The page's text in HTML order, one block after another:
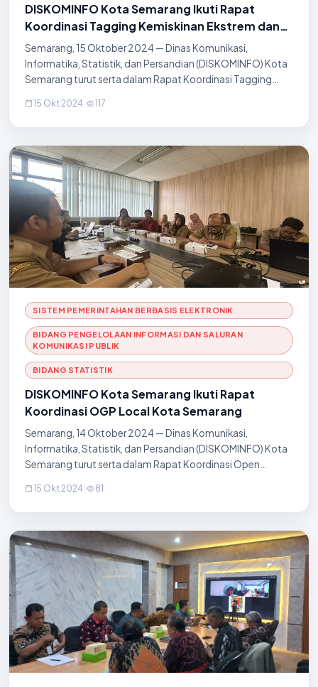
DISKOMINFO Kota Semarang Ikuti Rapat
Koordinasi Tagging Kemiskinan Ekstrem dan
Stunting dalam Pembahasan RAPBD 2025
Semarang, 15 Oktober 2024 — Dinas Komunikasi,
Informatika, Statistik, dan Persandian (DISKOMINFO) Kota
Semarang turut serta dalam Rapat Koordinasi Tagging
Komisi A-B, Gedung Moch Ichsan, pada 15 Oktob
15 Okt 2024 · 117
SISTEM PEMERINTAHAN BERBASIS ELEKTRONIK
BIDANG PENGELOLAAN INFORMASI DAN SALURAN
KOMUNIKASI PUBLIK
BIDANG STATISTIK
DISKOMINFO Kota Semarang Ikuti Rapat
Koordinasi OGP Local Kota Semarang
Semarang, 14 Oktober 2024 — Dinas Komunikasi,
Informatika, Statistik, dan Persandian (DISKOMINFO) Kota
Semarang turut serta dalam Rapat Koordinasi Open
diselenggarakan pada 14 Oktober 2024. Rapat ini
berlangsung di
15 Okt 2024 · 81